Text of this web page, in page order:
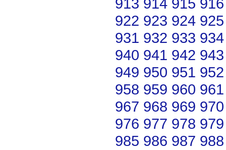
922 923 924 925
931 932 933 934
940 941 942 943
949 950 951 952
958 959 960 961
967 968 969 970
976 977 978 979
985 986 987 988